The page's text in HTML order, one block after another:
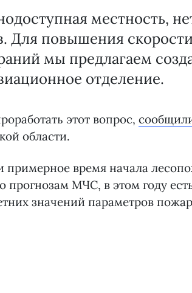
местность,
Для повышения
мы предлагаем
отделение.
этот вопрос,
области.
время начала
прогнозам МЧС, в этом году
значений параметров